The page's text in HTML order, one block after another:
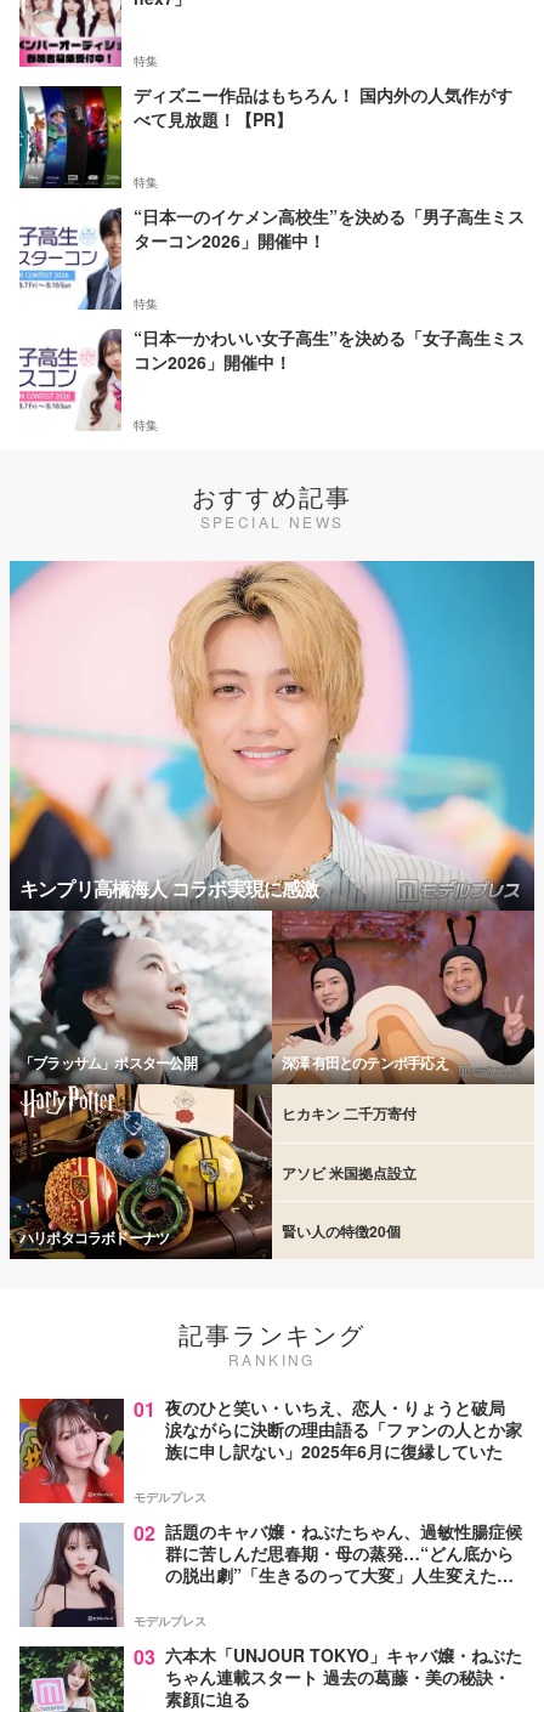
特集
ディズニー作品はもちろん！ 国内外の人気作がす
べて見放題！【PR】
特集
“日本一のイケメン高校生”を決める「男子高生ミス
ターコン2026」開催中！
特集
“日本一かわいい女子高生”を決める「女子高生ミス
コン2026」開催中！
特集
おすすめ記事
SPECIAL NEWS
キンプリ高橋海人 コラボ実現に感激
「ブラッサム」ポスター公開 深澤 有田とのテンポ手応え
ハリポタコラボドーナツ
ヒカキン 二千万寄付
アソビ 米国拠点設立
賢い人の特徴20個
記事ランキング
RANKING
01 夜のひと笑い・いちえ、恋人・りょうと破局
涙ながらに決断の理由語る「ファンの人とか家
族に申し訳ない」2025年6月に復縁していた
モデルプレス
02 話題のキャバ嬢・ねぶたちゃん、過敏性腸症候
群に苦しんだ思春期・母の蒸発…“どん底から
の脱出劇”「生きるのって大変」人生変えた言
モデルプレス
03 六本木「UNJOUR TOKYO」キャバ嬢・ねぶた
ちゃん連載スタート 過去の葛藤・美の秘訣・
素顔に迫る